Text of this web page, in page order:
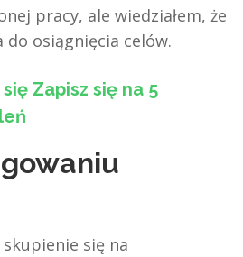
pracy, ale wiedziałem, że
osiągnięcia celów.
Zapisz się na 5
skupienie się na